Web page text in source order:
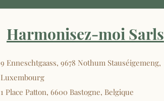
Harmonisez-moi Sarls
9 Enneschtgaass, 9678 Nothum Stauséigemeng,
Luxembourg
1 Place Patton, 6600 Bastogne, Belgique